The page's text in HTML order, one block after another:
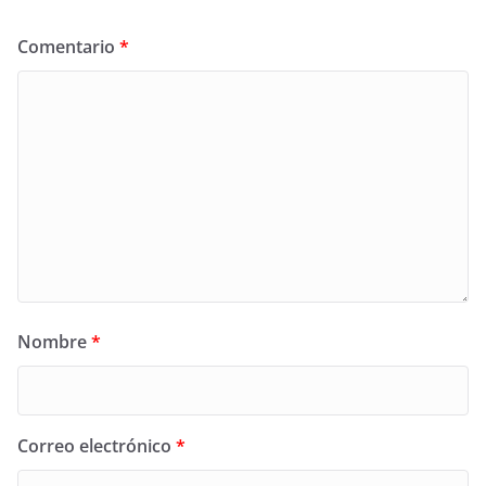
Comentario *
Nombre*
Correo electrónico *